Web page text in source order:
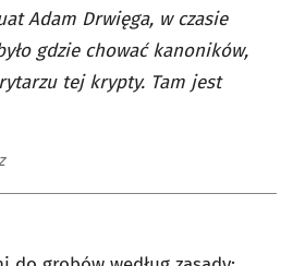
Adam Drwięga, w czasie
gdzie chować kanoników,
tej krypty. Tam jest